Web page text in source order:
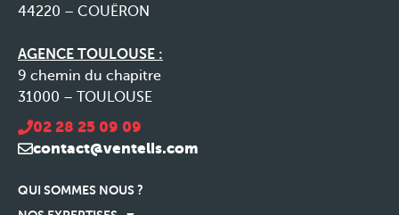
44220 – COUËRON
AGENCE TOULOUSE :
9 chemin du chapitre
31000 – TOULOUSE
02 28 25 09 09
contact@ventelis.com
QUI SOMMES NOUS ?